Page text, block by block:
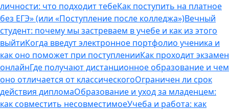
личности: что подходит тебеКак поступить на платное
без ЕГЭ» (или «Поступление после колледжа»)Вечный
студент: почему мы застреваем в учебе и как из этого
выйтиКогда введут электронное портфолио ученика и
как оно поможет при поступленииКак проходит экзамен
онлайнГде получают дистанционное образование и чем
оно отличается от классическогоОграничен ли срок
действия дипломаОбразование и уход за младенцем:
как совместить несовместимоеУчеба и работа: как